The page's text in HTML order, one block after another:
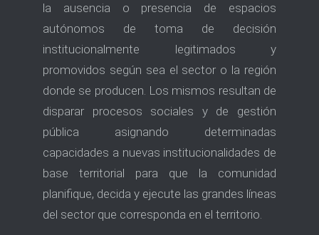
la ausencia o presencia de espacios
autónomos de toma de decisión
institucionalmente legitimados y
promovidos según sea el sector o la región
donde se producen. Los mismos resultan de
disparar procesos sociales y de gestión
pública asignando determinadas
capacidades a nuevas institucionalidades de
base territorial para que la comunidad
planifique, decida y ejecute las grandes líneas
del sector que corresponda en el territorio.